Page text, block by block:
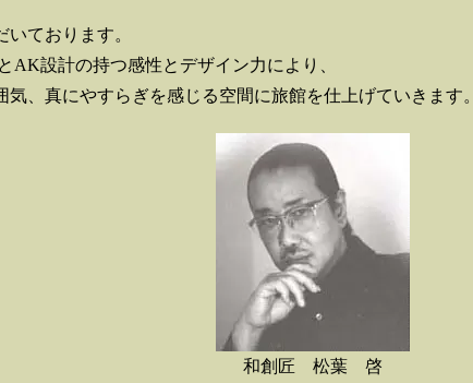
ております。
AK設計の持つ感性とデザイン力により、
、真にやすらぎを感じる空間に旅館を仕上げていきます。
和創匠 松葉 啓